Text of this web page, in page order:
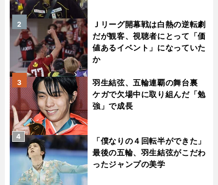
Ｊリーグ開幕戦は白熱の逆転劇
だが観客、視聴者にとって「価
値あるイベント」になっていた
か
2
羽生結弦、五輪連覇の舞台裏
ケガで欠場中に取り組んだ「勉
強」で成長
3
「僕なりの４回転半ができた」
最後の五輪、羽生結弦がこだわ
ったジャンプの美学
4